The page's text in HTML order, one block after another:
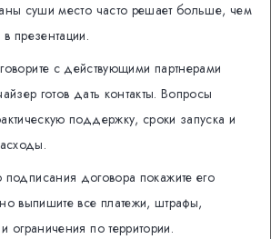
суши место часто решает больше, чем
презентации.
с действующими партнерами
готов дать контакты. Вопросы
поддержку, сроки запуска и
договора покажите его
выпишите все платежи, штрафы,
ограничения по территории.